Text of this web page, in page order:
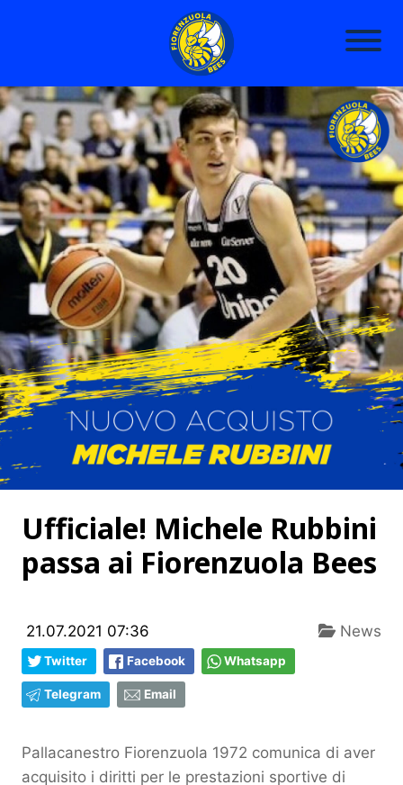
Ufficiale! Michele Rubbini
passa ai Fiorenzuola Bees
21.07.2021 07:36 News
Twitter Facebook Whatsapp
Telegram Email
Pallacanestro Fiorenzuola 1972 comunica di aver
acquisito i diritti per le prestazioni sportive di